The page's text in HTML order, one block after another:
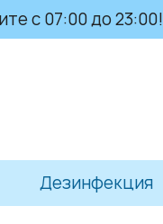
с 07:00 до 23:00!
Дезинфекция